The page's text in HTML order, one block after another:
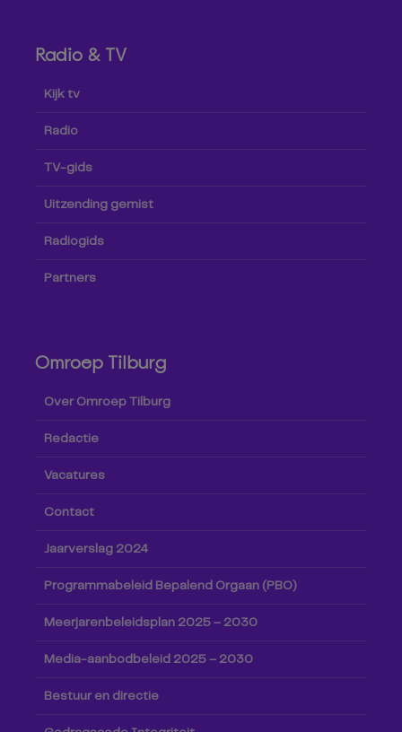
Radio & TV
Kijk tv
Radio
TV-gids
Uitzending gemist
Radiogids
Partners
Omroep Tilburg
Over Omroep Tilburg
Redactie
Vacatures
Contact
Jaarverslag 2024
Programmabeleid Bepalend Orgaan (PBO)
Meerjarenbeleidsplan 2025 – 2030
Media-aanbodbeleid 2025 – 2030
Bestuur en directie